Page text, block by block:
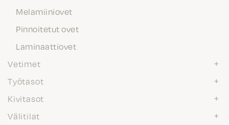
Melamiiniovet
Pinnoitetut ovet
Laminaattiovet
Vetimet
Työtasot
Kivitasot
Välitilat